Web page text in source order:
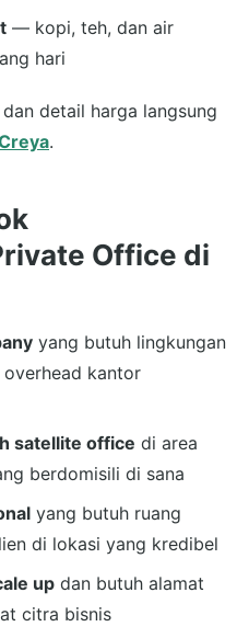
— kopi, teh, dan air
hari
detail harga langsung
.
Office di
yang butuh lingkungan
kantor
satellite office di area
berdomisili di sana
yang butuh ruang
di lokasi yang kredibel
up dan butuh alamat
citra bisnis